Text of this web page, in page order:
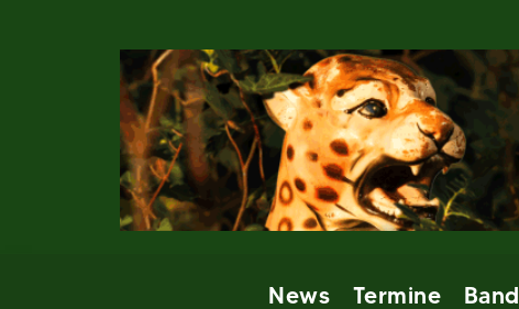
News Termine Band